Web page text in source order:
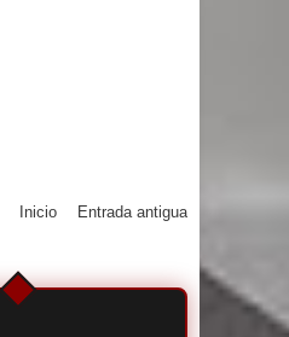
Entrada antigua
Inicio